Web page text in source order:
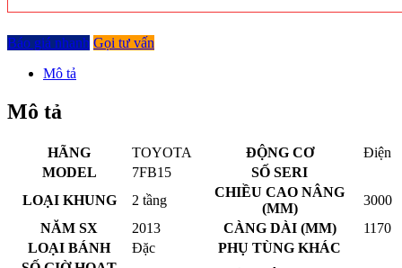
Báo giá nhanh Gọi tư vấn
Mô tả
Mô tả
HÃNG TOYOTA ĐỘNG CƠ
Điện
MODEL
7FB15
SỐ SERI
LOẠI KHUNG
2 tầng
CHIỀU CAO NÂNG
(MM)
3000
NĂM SX
2013 CÀNG DÀI (MM)
1170
LOẠI BÁNH
Đặc
PHỤ TÙNG KHÁC